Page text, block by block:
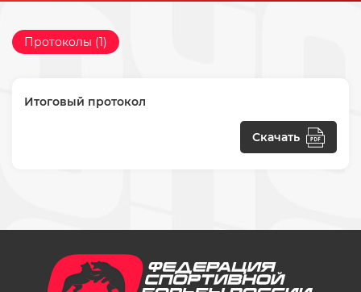
Протоколы (1)
Итоговый протокол
Скачать